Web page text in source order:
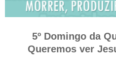
5º Domingo da
Queremos ver